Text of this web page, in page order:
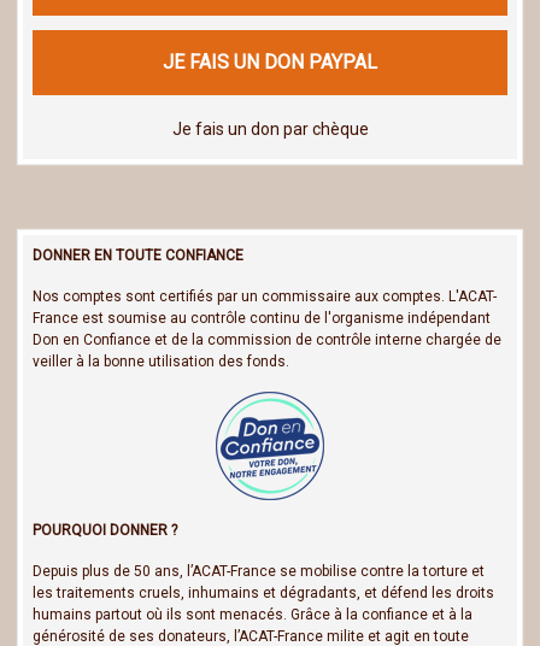
JE FAIS UN DON PAYPAL
Je fais un don par chèque
DONNER EN TOUTE CONFIANCE
Nos comptes sont certifiés par un commissaire aux comptes. L'ACAT-
France est soumise au contrôle continu de l'organisme indépendant
Don en Confiance et de la commission de contrôle interne chargée de
veiller à la bonne utilisation des fonds.
POURQUOI DONNER ?
Depuis plus de 50 ans, l’ACAT-France se mobilise contre la torture et
les traitements cruels, inhumains et dégradants, et défend les droits
humains partout où ils sont menacés. Grâce à la confiance et à la
générosité de ses donateurs, l’ACAT-France milite et agit en toute